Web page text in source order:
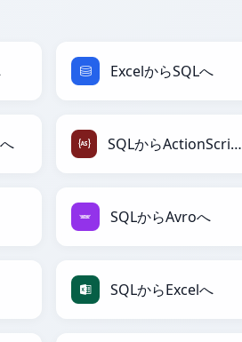
ExcelからSQLへ
SQLからActionScriptへ
SQLからAvroへ
SQLからExcelへ